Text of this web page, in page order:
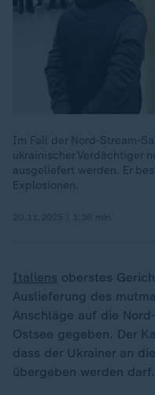
Im Fall der Nord-Stream-
ukrainischer Verdächtiger
ausgeliefert werden. Er
Explosionen.
Italiens oberstes
Auslieferung des
Anschläge auf die
Ostsee gegeben. Der
dass der Ukrainer an
übergeben werden darf.